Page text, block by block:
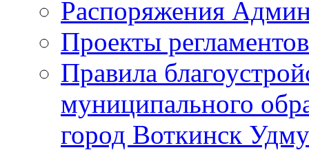
Распоряжения
Проекты
Правила
муниципального
город Воткинск